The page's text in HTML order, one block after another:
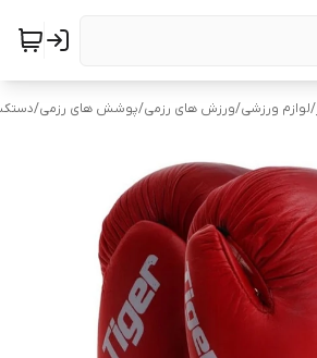
/لوازم ورزشی/ورزش های رزمی/پوشش های رزمی/